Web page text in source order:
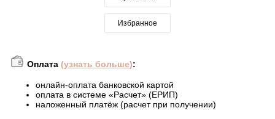
Избранное
Оплата (узнать больше):
онлайн-оплата банковской картой
оплата в системе «Расчет» (ЕРИП)
наложенный платёж (расчет при получении)